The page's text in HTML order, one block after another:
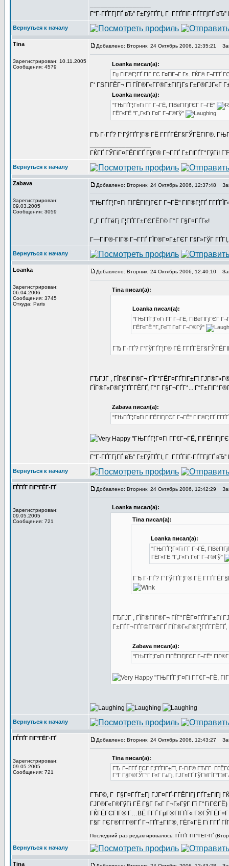
Г“Г·ГҐГ­ГјГҐ вЂ” Г±ГўГҐГІ, Г Г­ГҐГіГ·ГҐГ­ГјГҐ
Вернуться к началу
Tina
Зарегистрирован: 10.11.2005
Сообщения: 4579
Добавлено: Вторник, 24 Октябрь 2006, 12:35:21
Loanka писал(а):
Гџ ГІГ®Г¦ГҐ ГІГ ГЄ Г¤ГіГ¬Г Гѕ. ГЌГ® Г¬Г­ГҐ
Г‘ ГЅГІГЁГ¬ Гї ГЇГ®Г«Г­Г®Г±ГІГјГѕ Г±Г®ГЈГ«Г
Loanka писал(а):
"ГЊГҐГ¦Г¤Гі Г­Г Г¬ГЁ, ГІВёГІГјГЄГ Г¬ГЁ"
ГЁГ«ГЁ "Г„Г«Гї Г¤Г Г¬Г®Гў"
ГЂ Г·ГҐ? Г‘ГўГҐГ¦Г® ГЁ Г­ГҐГЁГ§ГЎГЁГІГ®.
ГЌГҐ ГЎГіГ¤ГЁГІГҐ ГўГ® Г¬Г­ГҐ Г±ГІГҐГ°ГўГі!
Вернуться к началу
Zabava
Зарегистрирован:
09.03.2005
Сообщения: 3059
Добавлено: Вторник, 24 Октябрь 2006, 12:37:48
"ГЊГҐГ¦Г¤Гі ГІГЁГІГјГЄГ Г¬ГЁ" ГІГ®Г¦ГҐ
Г„Г ГҐГёГј Г¦ГҐГ­Г±ГЄГЁГ© Г°Г Г§Г¤ГҐГ«!
Г—ГІГ®-ГІГ® Г¬Г­ГҐ ГЇГ®Г¤Г±ГЄГ Г§Г»ГўГ
Вернуться к началу
Loanka
Зарегистрирован:
06.04.2006
Сообщения: 3745
Откуда: Paris
Добавлено: Вторник, 24 Октябрь 2006, 12:40:10
Tina писал(а):
Loanka писал(а):
"ГЊГҐГ¦Г¤Гі Г­Г Г¬ГЁ, ГІВёГІГјГЄГ
ГЁГ«ГЁ "Г„Г«Гї Г¤Г Г¬Г®Гў"
ГЂ Г·ГҐ? Г‘ГўГҐГ¦Г® ГЁ
ГЂГЈГ , ГЇГ®ГІГ®Г¬ ГЇГ°ГЁГ¤ГҐГІГ±Гї
ГЇГ®Г«Г®Г¦ГҐГ­ГЁГҐ, Г°Г Г§Г¬ГҐГ°...
Zabava писал(а):
"ГЊГҐГ¦Г¤Гі ГІГЁГІГјГЄГ Г¬ГЁ" ГІГ®Г¦ГҐ
"ГЊГҐГ¦Г¤Гі Г­Г€Г¬ГЁ,
Г“Г·ГҐГ­ГјГҐ вЂ” Г±ГўГҐГІ, Г Г­ГҐГіГ·ГҐГ­ГјГҐ
Вернуться к началу
ГЃГҐГ ГІГ°ГЁГ·ГҐ
Зарегистрирован:
09.05.2005
Сообщения: 721
Добавлено: Вторник, 24 Октябрь 2006, 12:42:29
Loanka писал(а):
Tina писал(а):
Loanka писал(а):
"ГЊГҐГ¦Г¤Гі Г­Г Г¬ГЁ,
ГЁГ«ГЁ "Г„Г«Гї Г¤Г Г¬Г®Гў"
ГЂ Г·ГҐ? Г‘ГўГҐГ¦Г® ГЁ
ГЂГЈГ , ГЇГ®ГІГ®Г¬ ГЇГ°ГЁГ¤ГҐГІГ±Гї
Г±ГҐГ¬ГҐГ©Г­Г®ГҐ ГЇГ®Г«Г®Г¦ГҐГ­ГЁГҐ,
Zabava писал(а):
"ГЊГҐГ¦Г¤Гі ГІГЁГІГјГЄГ Г¬ГЁ"
"ГЊГҐГ¦Г¤Гі Г­Г€Г¬ГЁ,
Вернуться к началу
ГЃГҐГ ГІГ°ГЁГ·ГҐ
Зарегистрирован:
09.05.2005
Сообщения: 721
Добавлено: Вторник, 24 Октябрь 2006, 12:43:27
Tina писал(а):
ГЂ Г¬Г­ГҐ ГЄГ Г¦ГҐГІГ±Гї, Г·ГІГ® ГЋГ­Г
Г°Г Г§Г®ГЎГ°Г Г«Г Г±Гј, ГЈГ¤ГҐ
ГЋГ©, Г Г§Г¤ГҐГ±Гј ГЈГ¤ГҐ-Г­ГЁГІГј ГҐГ±ГІГј
ГЈГ®Г«Г®ГўГі ГЁ Г§Г Г«Г Г¬Г»ГўГ Гї Г°ГіГЄГЁ)
ГЌГЁГЄГІГ® Г…ВЁ Г­ГҐ ГµГ®ГІГҐГ«
Г§Г ГЄГ®Г­Г­Г®ГҐ Г¬ГҐГ±ГІГ®, ГЁГ«ГЁ Гї Г­ГҐ
Последний раз редактировалось: ГЃГҐГ ГІГ°ГЁГ·ГҐ
Вернуться к началу
Tina